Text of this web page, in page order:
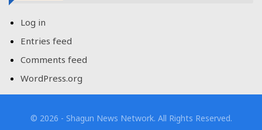
Log in
Entries feed
Comments feed
WordPress.org
© 2026 - Shagun News Network. All Rights Reserved.